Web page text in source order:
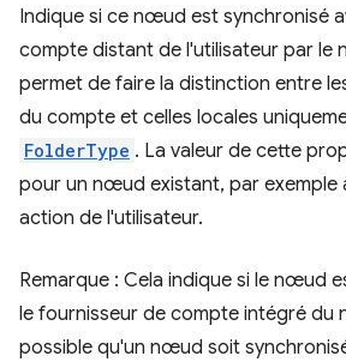
Indique si ce nœud est synchronisé
compte distant de l'utilisateur par le
permet de faire la distinction entre
du compte et celles locales
FolderType . La valeur de cette
pour un nœud existant, par exemple
action de l'utilisateur.
Remarque : Cela indique si le nœud
le fournisseur de compte intégré du
possible qu'un nœud soit